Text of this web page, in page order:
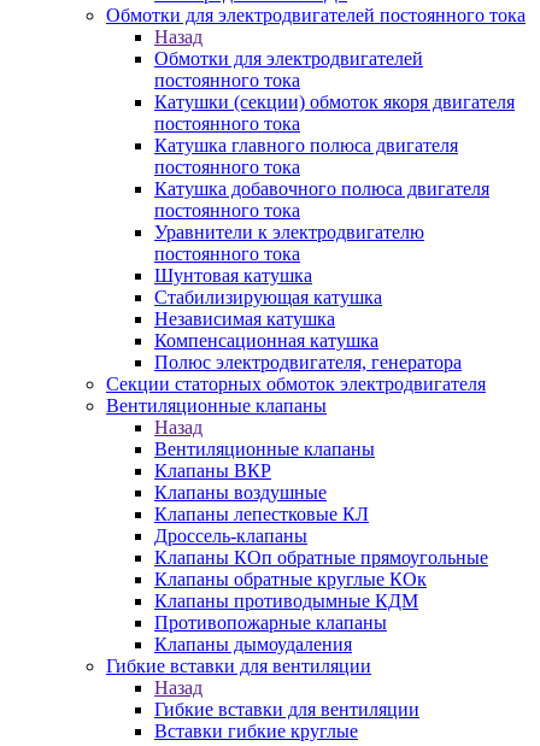
Обмотки для электродвигателей постоянного тока
Назад
Обмотки для электродвигателей
постоянного тока
Катушки (секции) обмоток якоря двигателя
постоянного тока
Катушка главного полюса двигателя
постоянного тока
Катушка добавочного полюса двигателя
постоянного тока
Уравнители к электродвигателю
постоянного тока
Шунтовая катушка
Стабилизирующая катушка
Независимая катушка
Компенсационная катушка
Полюс электродвигателя, генератора
Секции статорных обмоток электродвигателя
Вентиляционные клапаны
Назад
Вентиляционные клапаны
Клапаны ВКР
Клапаны воздушные
Клапаны лепестковые КЛ
Дроссель-клапаны
Клапаны КОп обратные прямоугольные
Клапаны обратные круглые КОк
Клапаны противодымные КДМ
Противопожарные клапаны
Клапаны дымоудаления
Гибкие вставки для вентиляции
Назад
Гибкие вставки для вентиляции
Вставки гибкие круглые